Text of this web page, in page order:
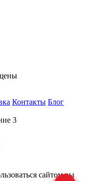
Контакты Блог
3
сайтом вы